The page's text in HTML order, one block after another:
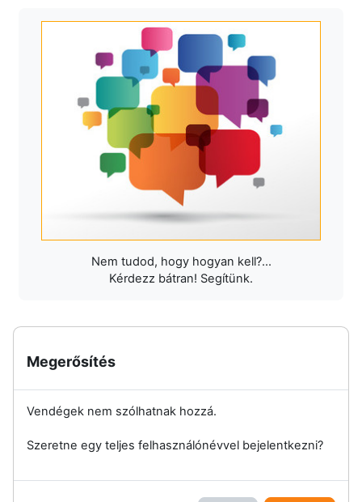
Nem tudod, hogy hogyan kell?...
Kérdezz bátran! Segítünk.
Megerősítés
Vendégek nem szólhatnak hozzá.
Szeretne egy teljes felhasználónévvel bejelentkezni?